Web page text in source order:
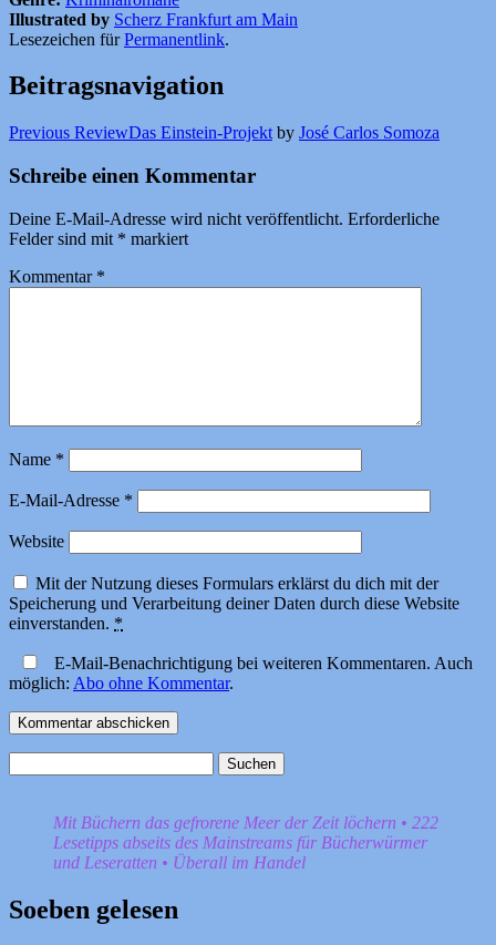
Illustrated by Scherz Frankfurt am Main
Lesezeichen fürPermanentlink.
Beitragsnavigation
Previous ReviewDas Einstein-Projekt by José Carlos Somoza
Schreibe einen Kommentar
Deine E-Mail-Adresse wird nicht veröffentlicht. Erforderliche
Felder sind mit * markiert
Kommentar *
Name *
E-Mail-Adresse *
Website
Mit der Nutzung dieses Formulars erklärst du dich mit der
Speicherung und Verarbeitung deiner Daten durch diese Website
einverstanden. *
E-Mail-Benachrichtigung bei weiteren Kommentaren. Auch
möglich: Abo ohne Kommentar.
nach:
Mit Büchern das gefrorene Meer der Zeit löchern • 222
Lesetipps abseits des Mainstreams für Bücherwürmer
und Leseratten • Überall im Handel
Soeben gelesen